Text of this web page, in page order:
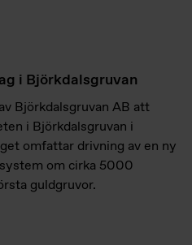
i Björkdalsgruvan
Björkdalsgruvan AB att
i Björkdalsgruvan i
omfattar drivning av en ny
om cirka 5000
guldgruvor.